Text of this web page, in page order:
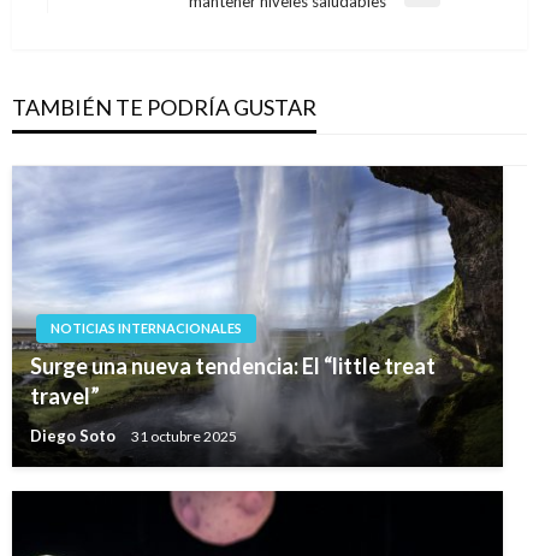
TAMBIÉN TE PODRÍA GUSTAR
NOTICIAS INTERNACIONALES
Surge una nueva tendencia: El “little treat
travel”
Diego Soto 31 octubre 2025